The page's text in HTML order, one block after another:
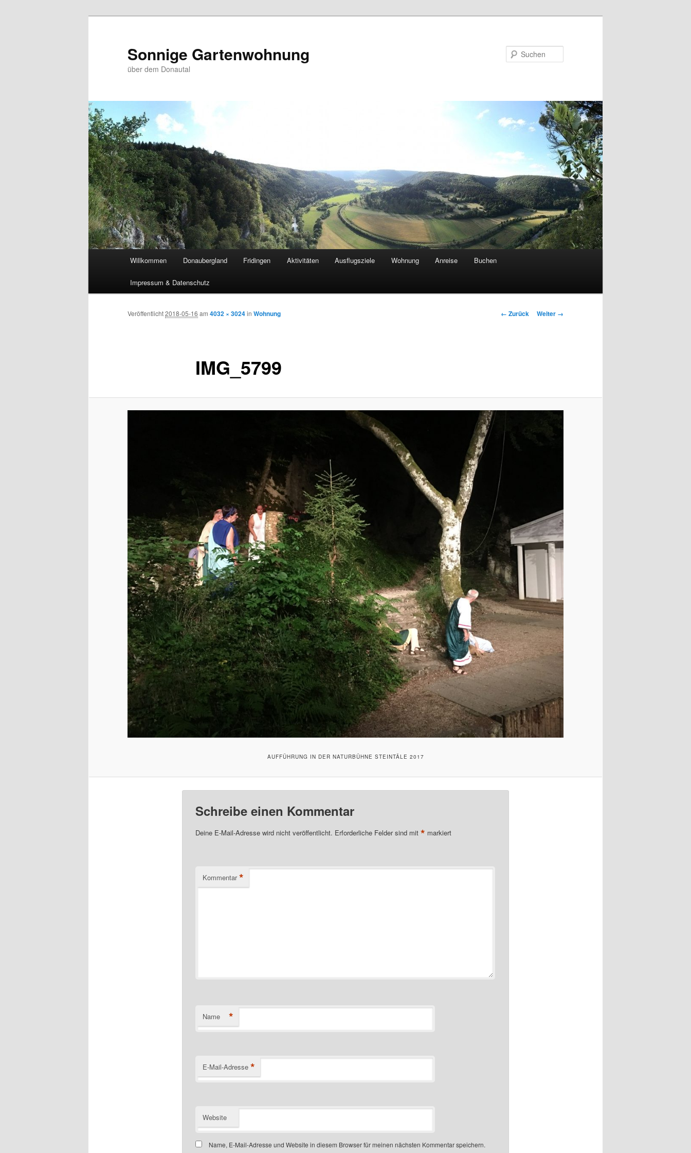
Sonnige Gartenwohnung
über dem Donautal
Willkommen Donaubergland Fridingen Aktivitäten Ausflugsziele Wohnung Anreise Buchen
Impressum & Datenschutz
Bilder-
← Zurück Weiter →
IMG_5799
Veröffentlicht2018-05-16 am 4032 × 3024in Wohnung
AUFFÜHRUNG IN DER NATURBÜHNE STEINTÄLE 2017
Schreibe einen Kommentar
Deine E-Mail-Adresse wird nicht veröffentlicht. Erforderliche Felder sind mit * markiert
Kommentar *
Name *
E-Mail-Adresse *
Website
Name, E-Mail-Adresse und Website in diesem Browser für meinen nächsten Kommentar speichern.